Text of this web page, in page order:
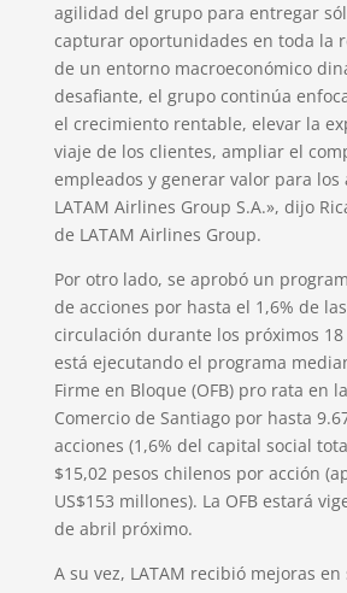
agilidad del grupo para entregar
capturar oportunidades en toda la
de un entorno macroeconómico
desafiante, el grupo continúa
el crecimiento rentable, elevar la
viaje de los clientes, ampliar el
empleados y generar valor para los
LATAM Airlines Group S.A.», dijo
de LATAM Airlines Group.
Por otro lado, se aprobó un
de acciones por hasta el 1,6% de
circulación durante los próximos 18
está ejecutando el programa
Firme en Bloque (OFB) pro rata en
Comercio de Santiago por hasta
acciones (1,6% del capital social
$15,02 pesos chilenos por acción
US$153 millones). La OFB estará
de abril próximo.
A su vez, LATAM recibió mejoras